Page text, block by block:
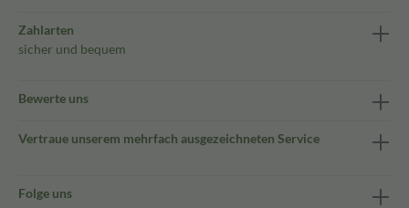
Zahlarten
sicher und bequem
Bewerte uns
Vertraue unserem mehrfach ausgezeichneten Service
Folge uns